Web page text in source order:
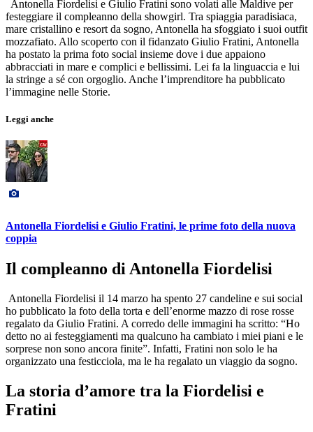
Antonella Fiordelisi e Giulio Fratini sono volati alle Maldive per
festeggiare il compleanno della showgirl. Tra spiaggia paradisiaca,
mare cristallino e resort da sogno, Antonella ha sfoggiato i suoi outfit
mozzafiato. Allo scoperto con il fidanzato Giulio Fratini, Antonella
ha postato la prima foto social insieme dove i due appaiono
abbracciati in mare e complici e bellissimi. Lei fa la linguaccia e lui
la stringe a sé con orgoglio. Anche l’imprenditore ha pubblicato
l’immagine nelle Storie.
Leggi anche
Antonella Fiordelisi e Giulio Fratini, le prime foto della nuova
coppia
Il compleanno di Antonella Fiordelisi
Antonella Fiordelisi il 14 marzo ha spento 27 candeline e sui social
ho pubblicato la foto della torta e dell’enorme mazzo di rose rosse
regalato da Giulio Fratini. A corredo delle immagini ha scritto: “Ho
detto no ai festeggiamenti ma qualcuno ha cambiato i miei piani e le
sorprese non sono ancora finite”. Infatti, Fratini non solo le ha
organizzato una festicciola, ma le ha regalato un viaggio da sogno.
La storia d’amore tra la Fiordelisi e
Fratini